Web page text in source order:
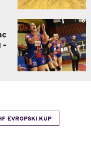
-
0
EVROPSKI KUP